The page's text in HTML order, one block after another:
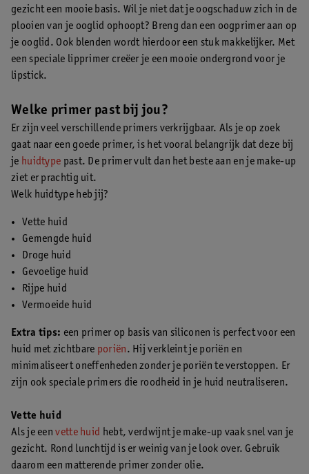
gezicht een mooie basis. Wil je niet dat je oogschaduw zich in de
plooien van je ooglid ophoopt? Breng dan een oogprimer aan op
je ooglid. Ook blenden wordt hierdoor een stuk makkelijker. Met
een speciale lipprimer creëer je een mooie ondergrond voor je
lipstick.
Welke primer past bij jou?
Er zijn veel verschillende primers verkrijgbaar. Als je op zoek
gaat naar een goede primer, is het vooral belangrijk dat deze bij
je huidtype past. De primer vult dan het beste aan en je make-up
ziet er prachtig uit.
Welk huidtype heb jij?
Vette huid
Gemengde huid
Droge huid
Gevoelige huid
Rijpe huid
Vermoeide huid
Extra tips: een primer op basis van siliconen is perfect voor een
huid met zichtbare poriën. Hij verkleint je poriën en
minimaliseert oneffenheden zonder je poriën te verstoppen. Er
zijn ook speciale primers die roodheid in je huid neutraliseren.
Vette huid
Als je eenvette huid hebt, verdwijnt je make-up vaak snel van je
gezicht. Rond lunchtijd is er weinig van je look over. Gebruik
daarom een matterende primer zonder olie.